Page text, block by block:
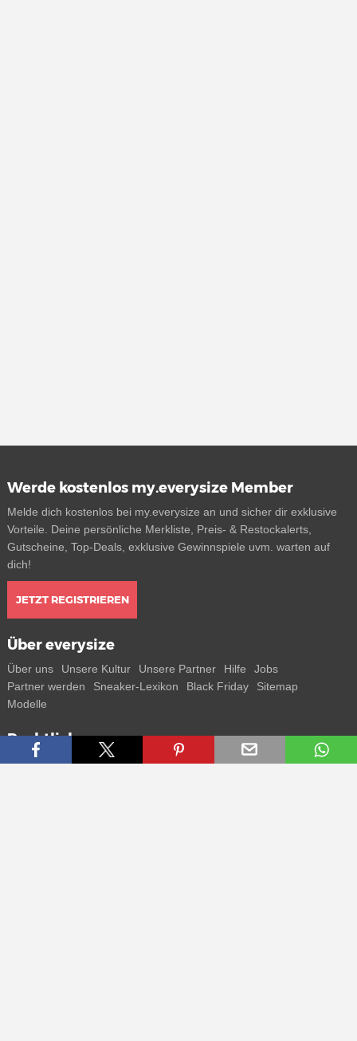
Werde kostenlos my.everysize Member
Melde dich kostenlos bei my.everysize an und sicher dir exklusive
Vorteile. Deine persönliche Merkliste, Preis- & Restockalerts,
Gutscheine, Top-Deals, exklusive Gewinnspiele uvm. warten auf
dich!
JETZT REGISTRIEREN
Über everysize
Über uns Unsere Kultur Unsere Partner Hilfe
Jobs
Partner werden
Sneaker-Lexikon Black Friday
Sitemap
Modelle
Rechtliches
AGB Datenschutz Impressum Kontakt